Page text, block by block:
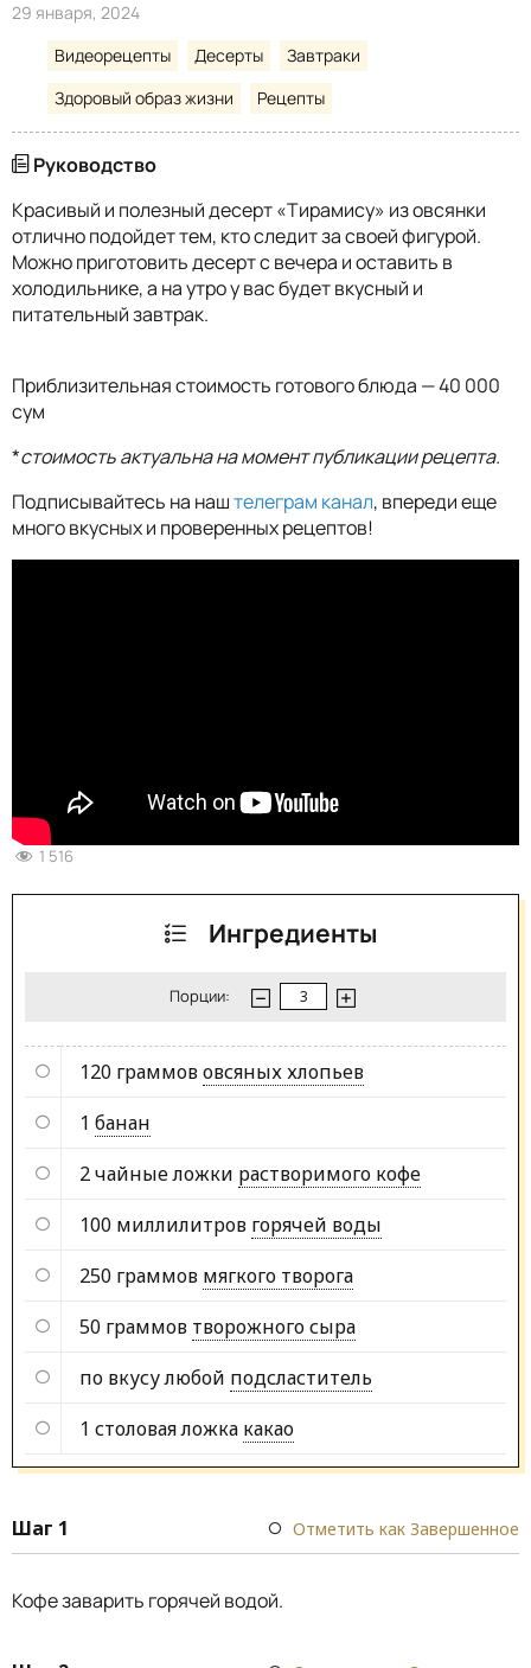
29 января, 2024
Видеорецепты
Десерты
Завтраки
Здоровый образ жизни
Рецепты
Руководство
Красивый и полезный десерт «Тирамису» из овсянки
отлично подойдет тем, кто следит за своей фигурой.
Можно приготовить десерт с вечера и оставить в
холодильнике, а на утро у вас будет вкусный и
питательный завтрак.
Приблизительная стоимость готового блюда — 40 000
сум
*стоимость актуальна на момент публикации рецепта.
Подписывайтесь на наштелеграм канал, впереди еще
много вкусных и проверенных рецептов!
1 516
Ингредиенты
Порции:
120 граммововсяных хлопьев
1 банан
2 чайные ложки растворимого кофе
100 миллилитров горячей воды
250 граммов мягкого творога
50 граммов творожного сыра
по вкусу любой подсластитель
1 столовая ложка какао
Шаг 1 Отметить как Завершенное
Кофе заварить горячей водой.